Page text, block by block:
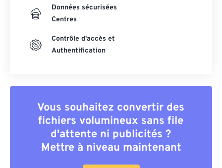
Données sécurisées
Centres
Contrôle d'accès et
Authentification
Vous souhaitez convertir des
fichiers volumineux sans file
d'attente ni publicités ?
Mettre à niveau maintenant